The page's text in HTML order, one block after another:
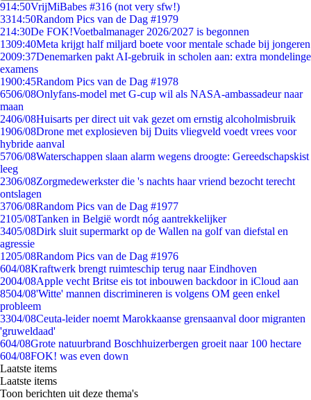
914:50VrijMiBabes #316 (not very sfw!)
3314:50Random Pics van de Dag #1979
214:30De FOK!Voetbalmanager 2026/2027 is begonnen
1309:40Meta krijgt half miljard boete voor mentale schade bij jongeren
2009:37Denemarken pakt AI-gebruik in scholen aan: extra mondelinge
examens
1900:45Random Pics van de Dag #1978
6506/08Onlyfans-model met G-cup wil als NASA-ambassadeur naar
maan
2406/08Huisarts per direct uit vak gezet om ernstig alcoholmisbruik
1906/08Drone met explosieven bij Duits vliegveld voedt vrees voor
hybride aanval
5706/08Waterschappen slaan alarm wegens droogte: Gereedschapskist
leeg
2306/08Zorgmedewerkster die 's nachts haar vriend bezocht terecht
ontslagen
3706/08Random Pics van de Dag #1977
2105/08Tanken in België wordt nóg aantrekkelijker
3405/08Dirk sluit supermarkt op de Wallen na golf van diefstal en
agressie
1205/08Random Pics van de Dag #1976
604/08Kraftwerk brengt ruimteschip terug naar Eindhoven
2004/08Apple vecht Britse eis tot inbouwen backdoor in iCloud aan
8504/08'Witte' mannen discrimineren is volgens OM geen enkel
probleem
3304/08Ceuta-leider noemt Marokkaanse grensaanval door migranten
'gruweldaad'
604/08Grote natuurbrand Boschhuizerbergen groeit naar 100 hectare
604/08FOK! was even down
Laatste items
Laatste items
Toon berichten uit deze thema's